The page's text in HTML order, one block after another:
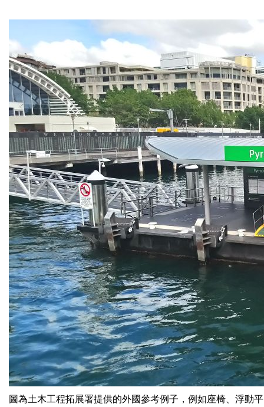
圖為土木工程拓展署提供的外國參考例子，例如座椅、浮動